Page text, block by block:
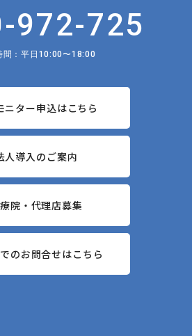
972-725
間：平日10:00〜18:00
ニター申込はこちら
人導入のご案内
院・代理店募集
のお問合せはこちら